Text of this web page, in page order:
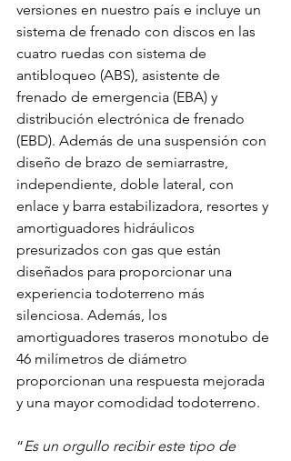
versiones en nuestro país e incluye un
sistema de frenado con discos en las
cuatro ruedas con sistema de
antibloqueo (ABS), asistente de
frenado de emergencia (EBA) y
distribución electrónica de frenado
(EBD). Además de una suspensión con
diseño de brazo de semiarrastre,
independiente, doble lateral, con
enlace y barra estabilizadora, resortes y
amortiguadores hidráulicos
presurizados con gas que están
diseñados para proporcionar una
experiencia todoterreno más
silenciosa. Además, los
amortiguadores traseros monotubo de
46 milímetros de diámetro
proporcionan una respuesta mejorada
y una mayor comodidad todoterreno.
“Es un orgullo recibir este tipo de